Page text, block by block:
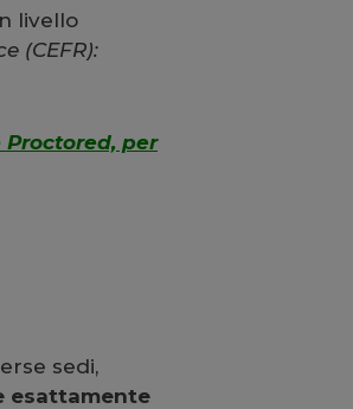
livello
(CEFR):
per
sedi,
esattamente